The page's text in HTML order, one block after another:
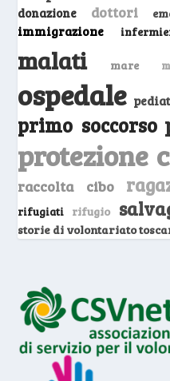
donazione dottori
immigrazione
malati mare
ospedale
primo soccorso
protezione
raccolta cibo
rifugiati
rifugio
storie di volontariato